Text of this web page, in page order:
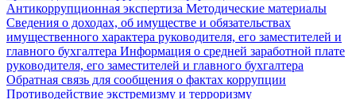
Антикоррупционная экспертиза Методические материалы
Сведения о доходах, об имуществе и обязательствах
имущественного характера руководителя, его заместителей и
главного бухгалтера Информация о средней заработной плате
руководителя, его заместителей и главного бухгалтера
Обратная связь для сообщения о фактах коррупции
Противодействие экстремизму и терроризму